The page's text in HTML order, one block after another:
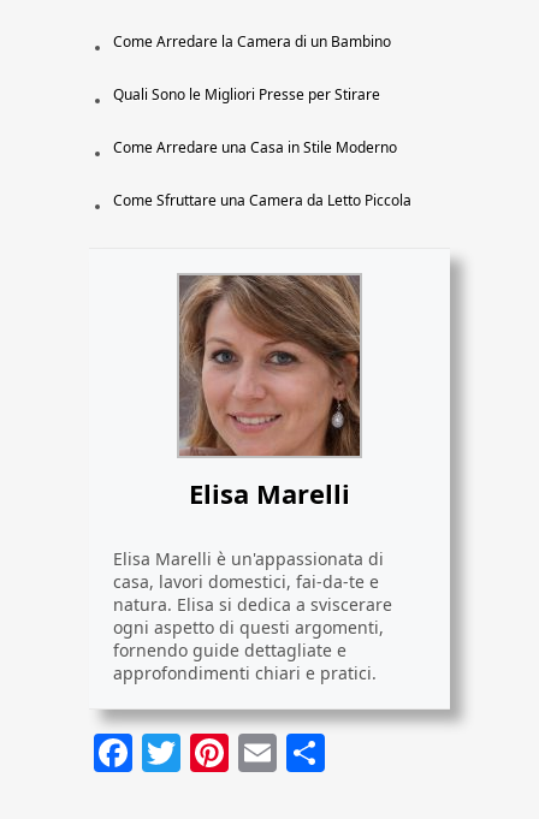
Come Arredare la Camera di un Bambino
Quali Sono le Migliori Presse per Stirare
Come Arredare una Casa in Stile Moderno
Come Sfruttare una Camera da Letto Piccola
Elisa Marelli
Elisa Marelli è un'appassionata di
casa, lavori domestici, fai-da-te e
natura. Elisa si dedica a sviscerare
ogni aspetto di questi argomenti,
fornendo guide dettagliate e
approfondimenti chiari e pratici.
Facebook
TwitterPinterest
Email